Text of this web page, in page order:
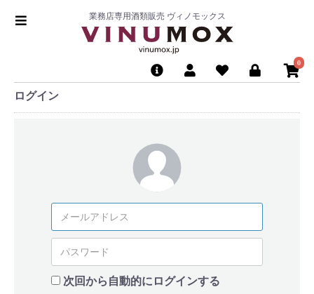
業務店専用酒類販売 ヴィノモックス
0
ログイン
次回から自動的にログインする